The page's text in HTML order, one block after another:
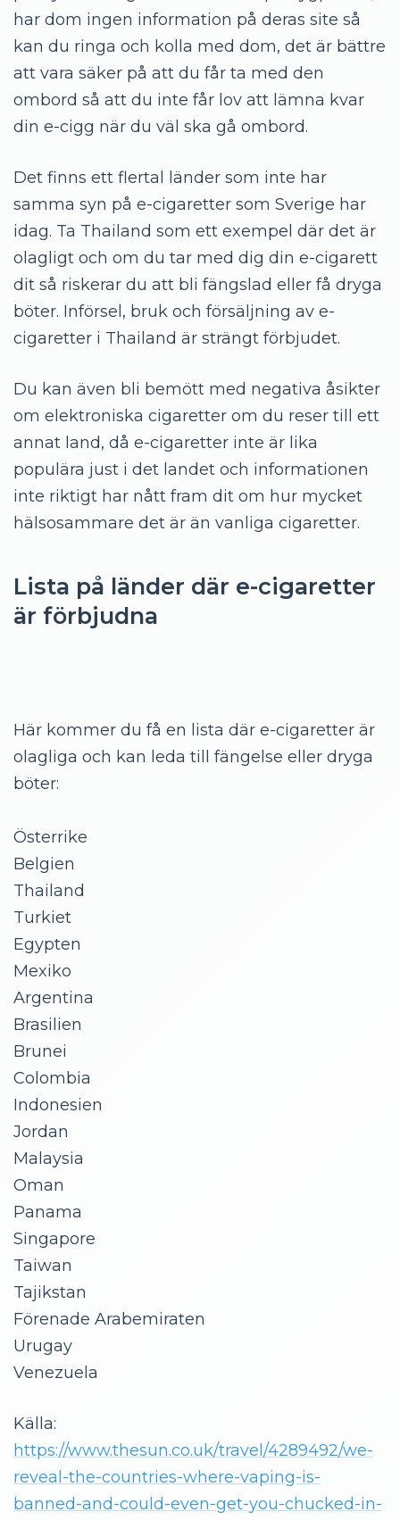
har dom ingen information på deras site så
kan du ringa och kolla med dom, det är bättre
att vara säker på att du får ta med den
ombord så att du inte får lov att lämna kvar
din e-cigg när du väl ska gå ombord.
Det finns ett flertal länder som inte har
samma syn på e-cigaretter som Sverige har
idag. Ta Thailand som ett exempel där det är
olagligt och om du tar med dig din e-cigarett
dit så riskerar du att bli fängslad eller få dryga
böter. Införsel, bruk och försäljning av e-
cigaretter i Thailand är strängt förbjudet.
Du kan även bli bemött med negativa åsikter
om elektroniska cigaretter om du reser till ett
annat land, då e-cigaretter inte är lika
populära just i det landet och informationen
inte riktigt har nått fram dit om hur mycket
hälsosammare det är än vanliga cigaretter.
Lista på länder där e-cigaretter
är förbjudna
Här kommer du få en lista där e-cigaretter är
olagliga och kan leda till fängelse eller dryga
böter:
Österrike
Belgien
Thailand
Turkiet
Egypten
Mexiko
Argentina
Brasilien
Brunei
Colombia
Indonesien
Jordan
Malaysia
Oman
Panama
Singapore
Taiwan
Tajikstan
Förenade Arabemiraten
Urugay
Venezuela
Källa:
https://www.thesun.co.uk/travel/4289492/we-
reveal-the-countries-where-vaping-is-
banned-and-could-even-get-you-chucked-in-